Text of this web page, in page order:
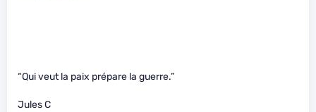
“Qui veut la paix prépare la guerre.”
Jules C